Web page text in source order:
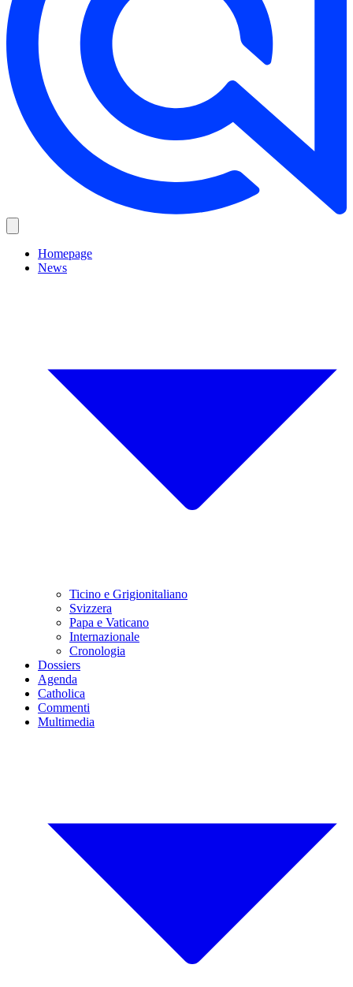
Homepage
News
Ticino e Grigionitaliano
Svizzera
Papa e Vaticano
Internazionale
Cronologia
Dossiers
Agenda
Catholica
Commenti
Multimedia